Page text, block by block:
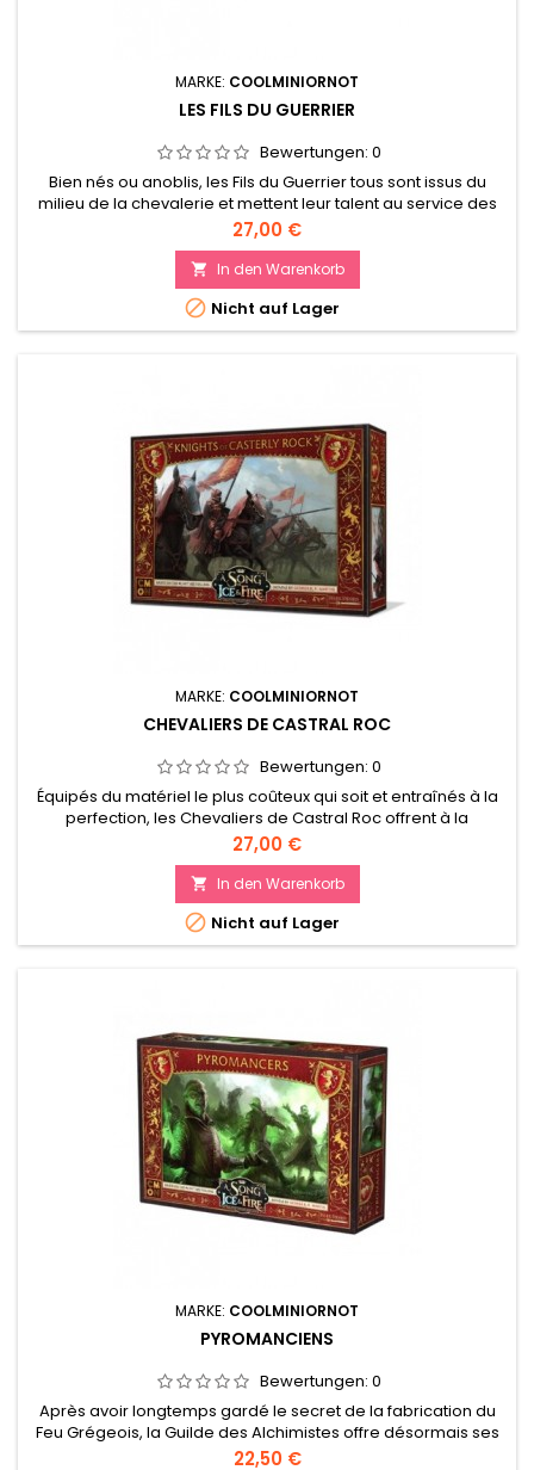
MARKE: COOLMINIORNOT
LES FILS DU GUERRIER
Bewertungen: 0
Bien nés ou anoblis, les Fils du Guerrier tous sont issus du
milieu de la chevalerie et mettent leur talent au service des
Sept. C’est dans l’adversité que les Fils du Guerrier donnent le
meilleur d’eux-mêmes.
Preis
27,00 €
 In den Warenkorb
 Nicht auf Lager
MARKE: COOLMINIORNOT
CHEVALIERS DE CASTRAL ROC
Bewertungen: 0
Équipés du matériel le plus coûteux qui soit et entraînés à la
perfection, les Chevaliers de Castral Roc offrent à la
bannière du Lion une rapidité et une force de frappe
inégalées.
Preis
27,00 €
 In den Warenkorb
 Nicht auf Lager
MARKE: COOLMINIORNOT
PYROMANCIENS
Bewertungen: 0
Après avoir longtemps gardé le secret de la fabrication du
Feu Grégeois, la Guilde des Alchimistes offre désormais ses
services à la Maison Lannister.
Preis
22,50 €